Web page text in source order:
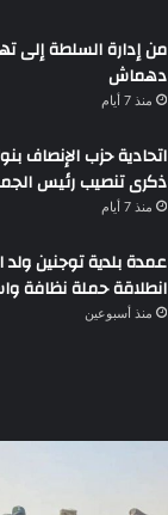
من إدارة السلطة إلى
دهماش
منذ 7 أيام
اتحادية حزب الإنصاف
ذكرى تنصيب رئيس
منذ 7 أيام
عمدة بلدية توجنين
انطلاقة حملة نظافة
منذ أسبوعين